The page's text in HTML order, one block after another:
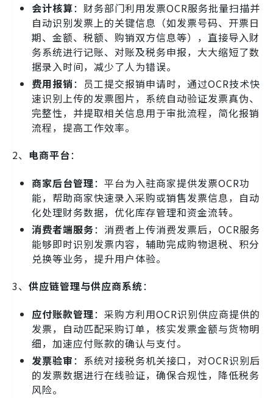
会计核算：财务部门利用发票OCR服务批量扫描并
自动识别发票上的关键信息（如发票号码、开票日
期、金额、税额、购销双方信息等），直接导入财
务系统进行记账、对账及税务申报，大大缩短了数
据录入时间，减少了人为错误。
费用报销：员工提交报销申请时，通过OCR技术快
速识别上传的发票图片，系统自动验证发票真伪、
完整性，并提取相关信息用于审批流程，简化报销
流程，提高工作效率。
2、 电商平台：
商家后台管理：平台为入驻商家提供发票OCR功
能，帮助商家快速录入采购或销售发票信息，自动
化处理财务数据，优化库存管理和资金流转。
消费者端服务：消费者上传消费发票后，OCR服务
能够即时识别发票内容，辅助完成购物退税、积分
兑换等业务，提升用户体验。
3、 供应链管理与供应商系统：
应付账款管理：采购方利用OCR识别供应商提供的
发票，自动匹配采购订单，核实发票金额与货物明
细，加速应付账款的确认与支付。
发票验审：系统对接税务机关接口，对OCR识别后
的发票数据进行在线验证，确保合规性，降低税务
风险。